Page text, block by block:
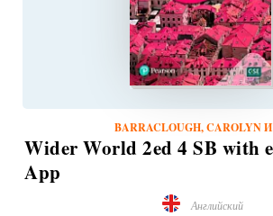
BARRACLOUGH, CAROLYN
Wider World 2ed 4 SB with
App
Английский